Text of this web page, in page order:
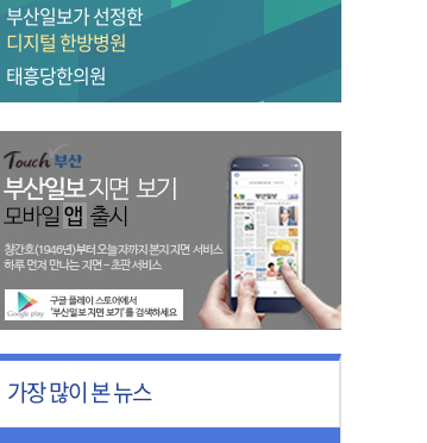
부산일보가 선정한
디지털 한방병원
태흥당한의원
가장 많이 본 뉴스